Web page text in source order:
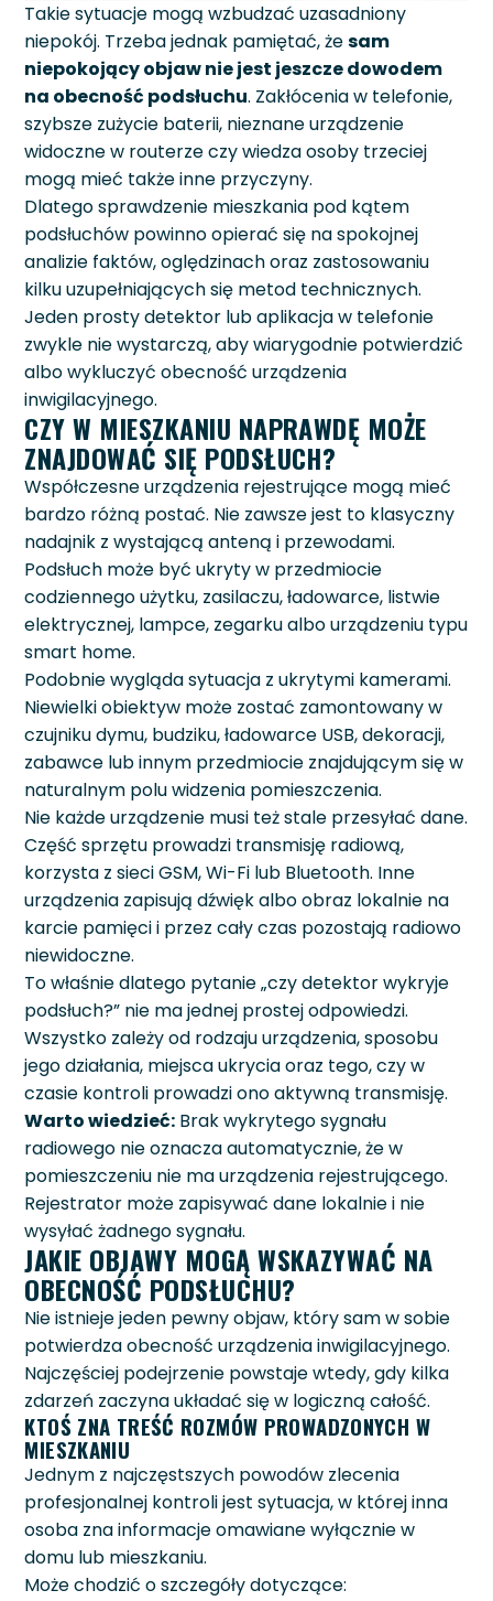
Takie sytuacje mogą wzbudzać uzasadniony
niepokój. Trzeba jednak pamiętać, żesam
niepokojący objaw nie jest jeszcze dowodem
na obecność podsłuchu. Zakłócenia w telefonie,
szybsze zużycie baterii, nieznane urządzenie
widoczne w routerze czy wiedza osoby trzeciej
mogą mieć także inne przyczyny.
Dlatego sprawdzenie mieszkania pod kątem
podsłuchów powinno opierać się na spokojnej
analizie faktów, oględzinach oraz zastosowaniu
kilku uzupełniających się metod technicznych.
Jeden prosty detektor lub aplikacja w telefonie
zwykle nie wystarczą, aby wiarygodnie potwierdzić
albo wykluczyć obecność urządzenia
inwigilacyjnego.
CZY W MIESZKANIU NAPRAWDĘ MOŻE
ZNAJDOWAĆ SIĘ PODSŁUCH?
Współczesne urządzenia rejestrujące mogą mieć
bardzo różną postać. Nie zawsze jest to klasyczny
nadajnik z wystającą anteną i przewodami.
Podsłuch może być ukryty w przedmiocie
codziennego użytku, zasilaczu, ładowarce, listwie
elektrycznej, lampce, zegarku albo urządzeniu typu
smart home.
Podobnie wygląda sytuacja z ukrytymi kamerami.
Niewielki obiektyw może zostać zamontowany w
czujniku dymu, budziku, ładowarce USB, dekoracji,
zabawce lub innym przedmiocie znajdującym się w
naturalnym polu widzenia pomieszczenia.
Nie każde urządzenie musi też stale przesyłać dane.
Część sprzętu prowadzi transmisję radiową,
korzysta z sieci GSM, Wi-Fi lub Bluetooth. Inne
urządzenia zapisują dźwięk albo obraz lokalnie na
karcie pamięci i przez cały czas pozostają radiowo
niewidoczne.
To właśnie dlatego pytanie „czy detektor wykryje
podsłuch?” nie ma jednej prostej odpowiedzi.
Wszystko zależy od rodzaju urządzenia, sposobu
jego działania, miejsca ukrycia oraz tego, czy w
czasie kontroli prowadzi ono aktywną transmisję.
Warto wiedzieć: Brak wykrytego sygnału
radiowego nie oznacza automatycznie, że w
pomieszczeniu nie ma urządzenia rejestrującego.
Rejestrator może zapisywać dane lokalnie i nie
wysyłać żadnego sygnału.
JAKIE OBJAWY MOGĄ WSKAZYWAĆ NA
OBECNOŚĆ PODSŁUCHU?
Nie istnieje jeden pewny objaw, który sam w sobie
potwierdza obecność urządzenia inwigilacyjnego.
Najczęściej podejrzenie powstaje wtedy, gdy kilka
zdarzeń zaczyna układać się w logiczną całość.
KTOŚ ZNA TREŚĆ ROZMÓW PROWADZONYCH W
MIESZKANIU
Jednym z najczęstszych powodów zlecenia
profesjonalnej kontroli jest sytuacja, w której inna
osoba zna informacje omawiane wyłącznie w
domu lub mieszkaniu.
Może chodzić o szczegóły dotyczące: